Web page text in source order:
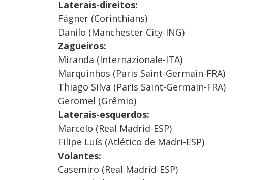
Laterais-direitos:
Fágner (Corinthians)
Danilo (Manchester City-ING)
Zagueiros:
Miranda (Internazionale-ITA)
Marquinhos (Paris Saint-Germain-FRA)
Thiago Silva (Paris Saint-Germain-FRA)
Geromel (Grêmio)
Laterais-esquerdos:
Marcelo (Real Madrid-ESP)
Filipe Luís (Atlético de Madri-ESP)
Volantes:
Casemiro (Real Madrid-ESP)